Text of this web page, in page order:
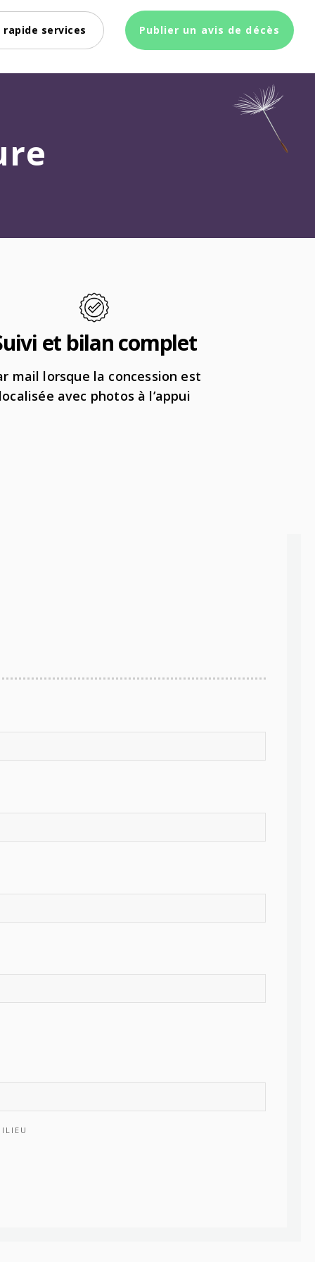
rapide services Publier un avis de décès
et bilan complet
mail lorsque la concession est
avec photos à l’appui